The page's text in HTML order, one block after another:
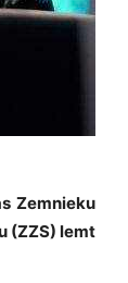
Zemnieku
(ZZS) lemt